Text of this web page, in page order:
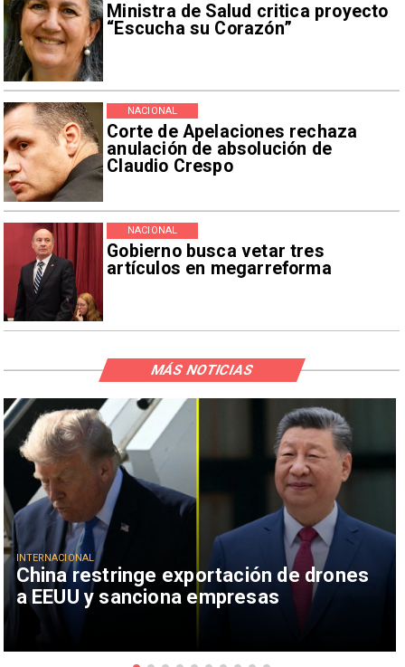
Ministra de Salud critica proyecto
“Escucha su Corazón”
Corte de Apelaciones rechaza
anulación de absolución de
Claudio Crespo
NACIONAL
Gobierno busca vetar tres
artículos en megarreforma
NACIONAL
China restringe exportación de drones
a EEUU y sanciona empresas
INTERNACIONAL
MÁS NOTICIAS